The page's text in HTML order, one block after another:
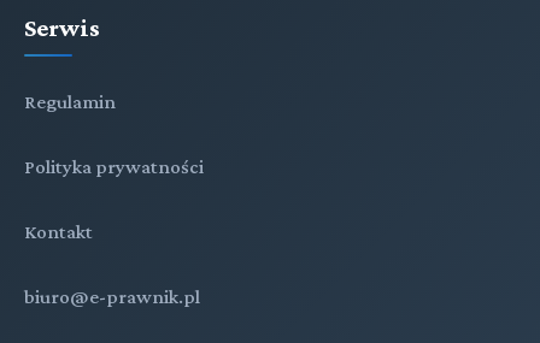
Serwis
Regulamin
Polityka prywatności
Kontakt
biuro@e-prawnik.pl